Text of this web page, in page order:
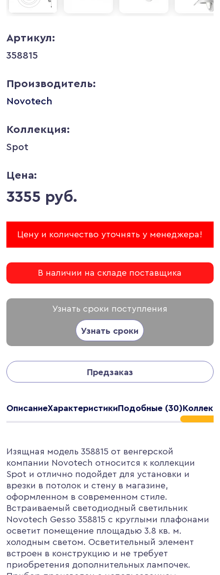
Артикул:
358815
Производитель:
Novotech
Коллекция:
Spot
Цена:
3355 руб.
Цену и количество уточнять у менеджера!
В наличии на складе поставщика
Узнать сроки поступления
Узнать сроки
Предзаказ
ОписаниеХарактеристикиПодобные (30)
Изящная модель 358815 от венгерской
компании Novotech относится к коллекции
Spot и отлично подойдет для установки и
врезки в потолок и стену в магазине,
оформленном в современном стиле.
Встраиваемый светодиодный светильник
Novotech Gesso 358815 с круглыми плафонами
осветит помещение площадью 3.8 кв. м.
холодным светом. Осветительный элемент
встроен в конструкцию и не требует
приобретения дополнительных лампочек.